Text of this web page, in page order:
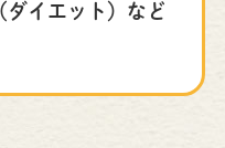
ダイエット）など